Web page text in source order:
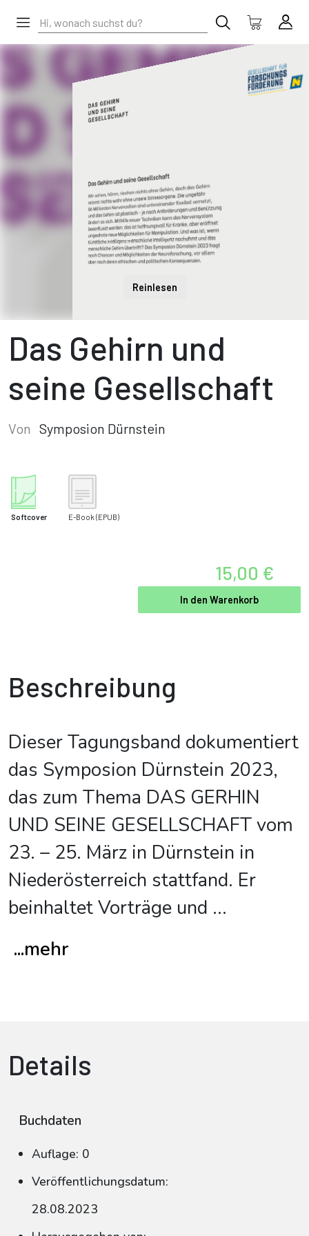
Reinlesen
Das Gehirn und
seine Gesellschaft
Von Symposion Dürnstein
Softcover E-Book (EPUB)
15,00 €
In den Warenkorb
Beschreibung
Dieser Tagungsband dokumentiert
das Symposion Dürnstein 2023,
das zum Thema DAS GERHIN
UND SEINE GESELLSCHAFT vom
23. – 25. März in Dürnstein in
Niederösterreich stattfand. Er
beinhaltet Vorträge und ...
...mehr
Details
Buchdaten
Auflage: 0
Veröffentlichungsdatum:
28.08.2023